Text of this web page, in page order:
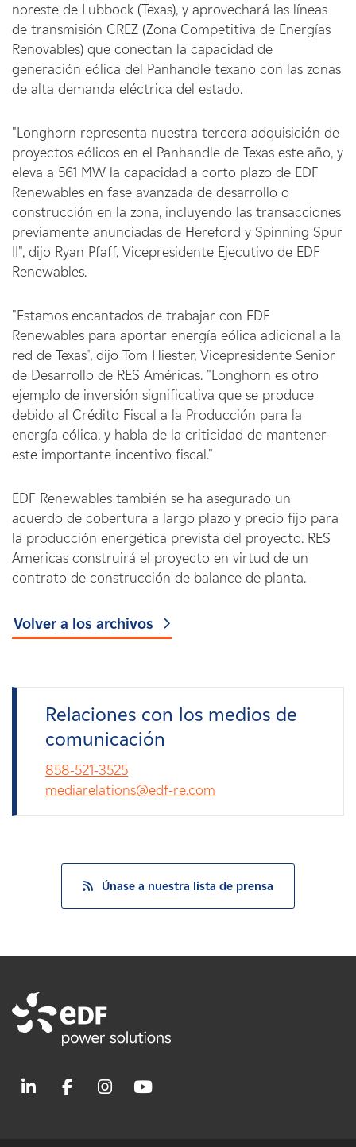
noreste de Lubbock (Texas), y aprovechará las líneas
de transmisión CREZ (Zona Competitiva de Energías
Renovables) que conectan la capacidad de
generación eólica del Panhandle texano con las zonas
de alta demanda eléctrica del estado.
"Longhorn representa nuestra tercera adquisición de
proyectos eólicos en el Panhandle de Texas este año, y
eleva a 561 MW la capacidad a corto plazo de EDF
Renewables en fase avanzada de desarrollo o
construcción en la zona, incluyendo las transacciones
previamente anunciadas de Hereford y Spinning Spur
II", dijo Ryan Pfaff, Vicepresidente Ejecutivo de EDF
Renewables.
"Estamos encantados de trabajar con EDF
Renewables para aportar energía eólica adicional a la
red de Texas", dijo Tom Hiester, Vicepresidente Senior
de Desarrollo de RES Américas. "Longhorn es otro
ejemplo de inversión significativa que se produce
debido al Crédito Fiscal a la Producción para la
energía eólica, y habla de la criticidad de mantener
este importante incentivo fiscal."
EDF Renewables también se ha asegurado un
acuerdo de cobertura a largo plazo y precio fijo para
la producción energética prevista del proyecto. RES
Americas construirá el proyecto en virtud de un
contrato de construcción de balance de planta.
Volver a los archivos
Relaciones con los medios de
comunicación
858-521-3525
mediarelations@edf-re.com
Únase a nuestra lista de prensa